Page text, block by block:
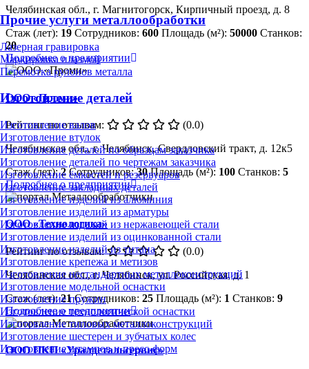
Прочие услуги металлообработки
Лазерная гравировка
Маркировка плазмой
Перемотка рулонов металла
Изготовление деталей
Изготовление валов
Изготовление втулок
Изготовление деталей по образцам заказчика
Изготовление деталей по чертежам заказчика
Изготовление ёмкостей и резервуаров
Изготовление закладных деталей
Изготовление изделий из алюминия
Изготовление изделий из арматуры
Изготовление изделий из нержавеющей стали
Изготовление изделий из оцинкованной стали
Изготовление изделий из титана
Изготовление крепежа и метизов
Изготовление нестандартных металлоконструкций
Изготовление модельной оснастки
Изготовление пружин
Изготовление технологической оснастки
Изготовление типовых металлоконструкций
Изготовление шестерен и зубчатых колес
Изготовление штампов и пресс-форм
Челябинская обл., г. Магнитогорск, Кирпичный проезд, д. 8
Стаж (лет): 19 Сотрудников: 600 Площадь (м²): 50000 Станков:
20
Подробнее о предприятии
ООО «Проми»
Рейтинг по отзывам:
(0.0)
Челябинская обл., г. Челябинск, Свердловский тракт, д. 12к5
Стаж (лет):2 Сотрудников:30 Площадь (м²): 100 Станков: 5
Подробнее о предприятии
ООО «Технологика»
Рейтинг по отзывам:
(0.0)
Челябинская обл., г. Челябинск, ул. Российская, д. 1
Стаж (лет):21 Сотрудников: 25 Площадь (м²): 1 Станков: 9
Подробнее о предприятии
ООО ПКП «Уралдетальсервис»